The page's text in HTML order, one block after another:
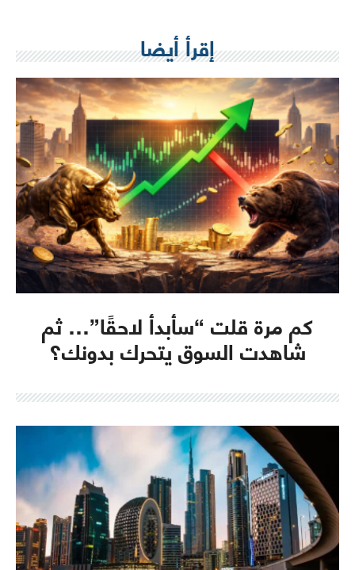
إقرأ أيضا
كم مرة قلت “سأبدأ لاحقًا”… ثم
شاهدت السوق يتحرك بدونك؟